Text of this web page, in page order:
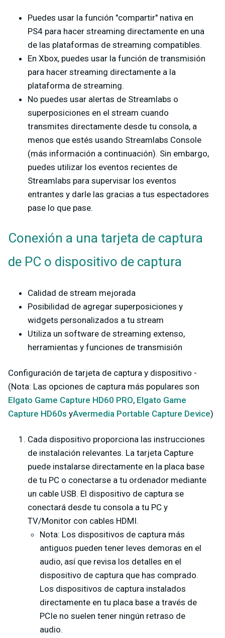
Puedes usar la función "compartir" nativa en
PS4 para hacer streaming directamente en una
de las plataformas de streaming compatibles.
En Xbox, puedes usar la función de transmisión
para hacer streaming directamente a la
plataforma de streaming.
No puedes usar alertas de Streamlabs o
superposiciones en el stream cuando
transmites directamente desde tu consola, a
menos que estés usando Streamlabs Console
(más información a continuación). Sin embargo,
puedes utilizar los eventos recientes de
Streamlabs para supervisar los eventos
entrantes y darle las gracias a tus espectadores
pase lo que pase.
Conexión a una tarjeta de captura
de PC o dispositivo de captura
Calidad de stream mejorada
Posibilidad de agregar superposiciones y
widgets personalizados a tu stream
Utiliza un software de streaming extenso,
herramientas y funciones de transmisión
Configuración de tarjeta de captura y dispositivo -
(Nota: Las opciones de captura más populares son
Elgato Game Capture HD60 PRO, Elgato Game
Capture HD60s yAvermedia Portable Capture Device)
Cada dispositivo proporciona las instrucciones
de instalación relevantes. La tarjeta Capture
puede instalarse directamente en la placa base
de tu PC o conectarse a tu ordenador mediante
un cable USB. El dispositivo de captura se
conectará desde tu consola a tu PC y
TV/Monitor con cables HDMI.
Nota: Los dispositivos de captura más
antiguos pueden tener leves demoras en el
audio, así que revisa los detalles en el
dispositivo de captura que has comprado.
Los dispositivos de captura instalados
directamente en tu placa base a través de
PCIe no suelen tener ningún retraso de
audio.